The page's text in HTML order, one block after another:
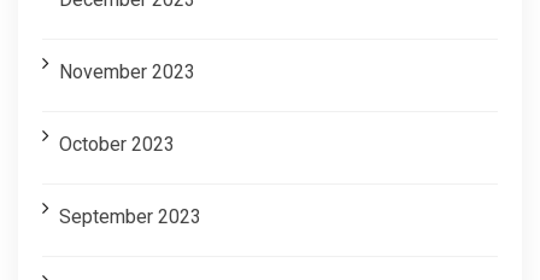
November 2023
October 2023
September 2023